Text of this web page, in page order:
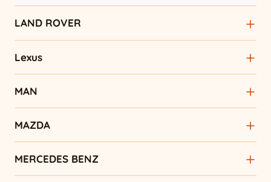
LAND ROVER
Lexus
MAN
MAZDA
MERCEDES BENZ